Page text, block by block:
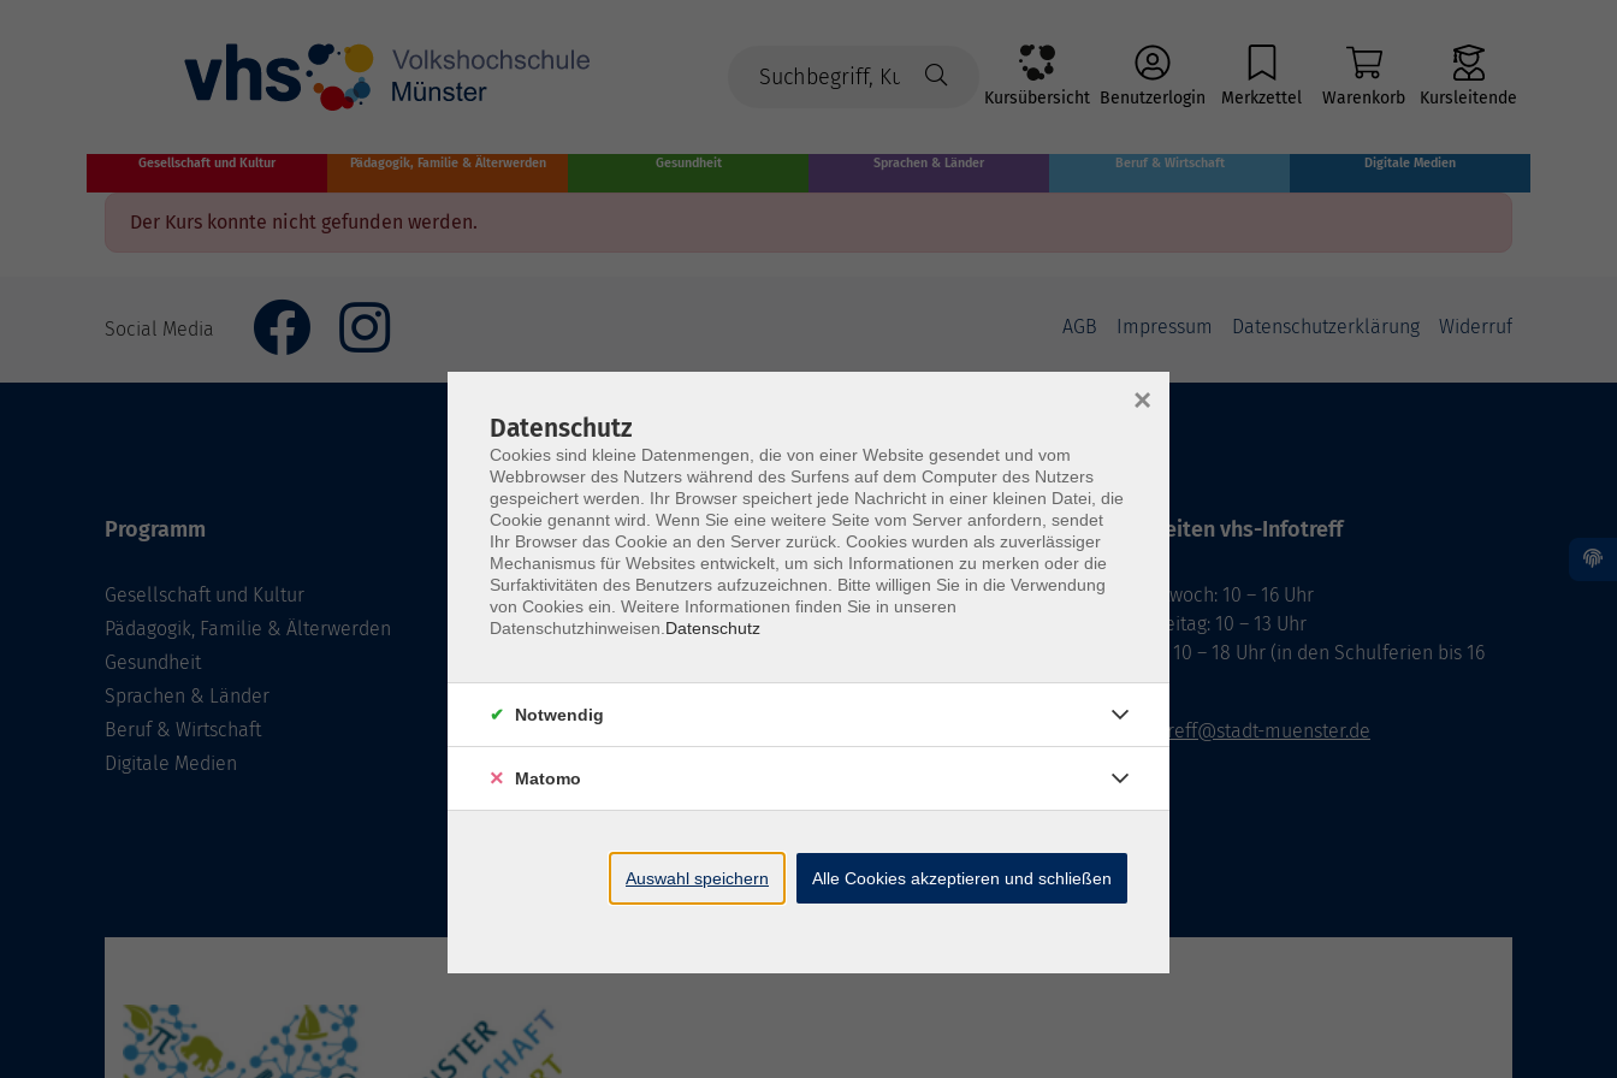
Kursübersicht Benutzerlogin Merkzettel Warenkorb Kursleitende
Gesellschaft und Kultur Pädagogik, Familie & Älterwerden Gesundheit Sprachen & Länder Beruf & Wirtschaft Digitale Medien
Der Kurs konnte nicht gefunden werden.
Social Media AGB Impressum Datenschutzerklärung Widerruf
Programm
Gesellschaft und Kultur
Pädagogik, Familie & Älterwerden
Gesundheit
Sprachen & Länder
Beruf & Wirtschaft
Digitale Medien
Volkshochschule Münster
Aegidiistraße 70
48143 Münster
vhs@stadt-muenster.de
Lage im Stadtplan
Öffnungszeiten vhs-Infotreff
Montag, Mittwoch: 10 – 16 Uhr
Dienstag, Freitag: 10 – 13 Uhr
Donnerstag: 10 – 18 Uhr (in den Schulferien bis 16
Uhr)
vhs-infotreff@stadt-muenster.de
Datenschutz
Cookies sind kleine Datenmengen, die von einer Website gesendet und vom
Webbrowser des Nutzers während des Surfens auf dem Computer des Nutzers
gespeichert werden. Ihr Browser speichert jede Nachricht in einer kleinen Datei, die
Cookie genannt wird. Wenn Sie eine weitere Seite vom Server anfordern, sendet
Ihr Browser das Cookie an den Server zurück. Cookies wurden als zuverlässiger
Mechanismus für Websites entwickelt, um sich Informationen zu merken oder die
Surfaktivitäten des Benutzers aufzuzeichnen. Bitte willigen Sie in die Verwendung
von Cookies ein. Weitere Informationen finden Sie in unseren
Datenschutzhinweisen. Datenschutz
×
Notwendig
Matomo
Auswahl speichern Alle Cookies akzeptieren und schließen